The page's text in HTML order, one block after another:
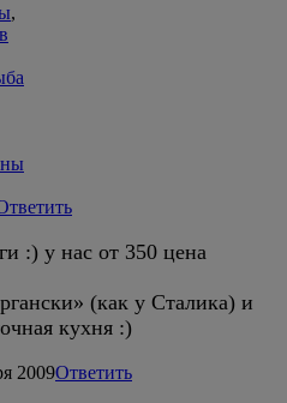
,
:) у нас от 350 цена
(как у Сталика) и
кухня :)
2009Ответить